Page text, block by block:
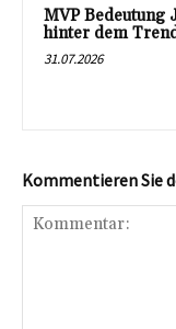
MVP Bedeutung
hinter dem
31.07.2026
Kommentieren Sie